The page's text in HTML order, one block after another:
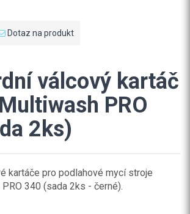
Dotaz na produkt
válcový kartáč
PRO
2ks)
kartáče pro podlahové mycí stroje
340 (sada 2ks - černé).